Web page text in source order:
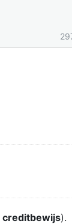
creditbewijs).